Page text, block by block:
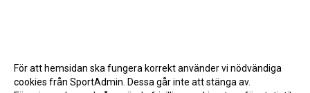
För att hemsidan ska fungera korrekt använder vi nödvändiga
cookies från SportAdmin. Dessa går inte att stänga av.